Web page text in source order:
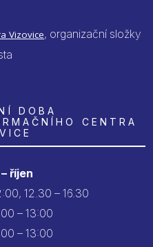
Vizovice, organizační složky
DOBA
CENTRA
říjen
12.30 – 16.30
– 13:00
– 13:00